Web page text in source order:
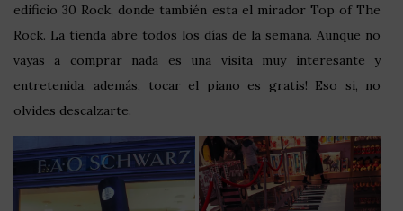
edificio 30 Rock, donde también esta el mirador Top of The
Rock. La tienda abre todos los días de la semana. Aunque no
vayas a comprar nada es una visita muy interesante y
entretenida, además, tocar el piano es gratis! Eso si, no
olvides descalzarte.